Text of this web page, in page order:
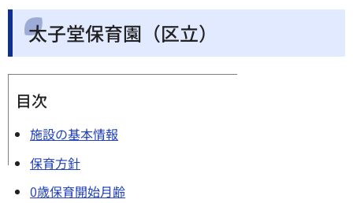
太子堂保育園（区立）
目次
施設の基本情報
保育方針
0歳保育開始月齢